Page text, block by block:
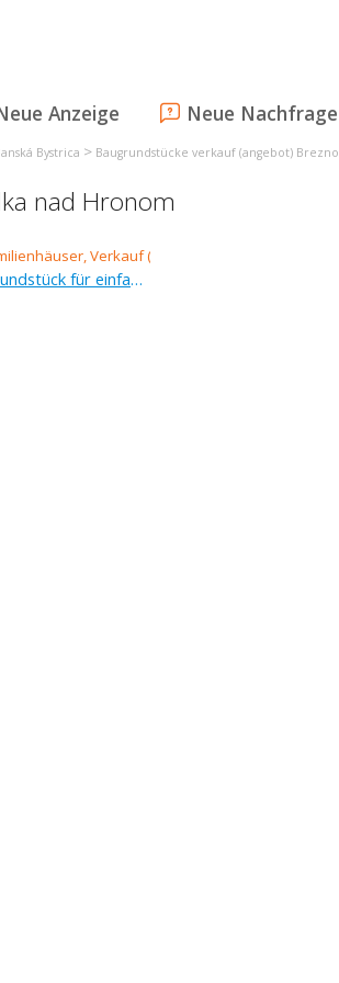
Anzeige Neue Nachfrage
Bystrica > Baugrundstücke verkauf (angebot) Brezno
nad Hronom
Verkauf (Angebot), grundstück für einfamilienhäuser